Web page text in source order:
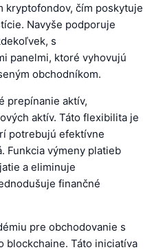
kryptofondov, čím poskytuje
Navyše podporuje
s
panelmi, ktoré vyhovujú
obchodníkom.
prepínanie aktív,
aktív. Táto flexibilita je
potrebujú efektívne
Funkcia výmeny platieb
a eliminuje
finančné
pre obchodovanie s
blockchaine. Táto iniciatíva